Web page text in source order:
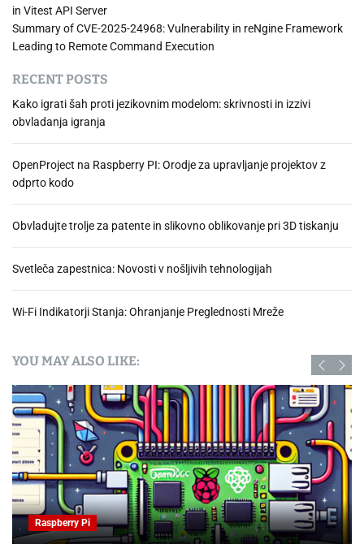
in Vitest API Server
Summary of CVE-2025-24968: Vulnerability in reNgine Framework
Leading to Remote Command Execution
RECENT POSTS
Kako igrati šah proti jezikovnim modelom: skrivnosti in izzivi
obvladanja igranja
OpenProject na Raspberry PI: Orodje za upravljanje projektov z
odprto kodo
Obvladujte trolje za patente in slikovno oblikovanje pri 3D tiskanju
Svetleča zapestnica: Novosti v nošljivih tehnologijah
Wi-Fi Indikatorji Stanja: Ohranjanje Preglednosti Mreže
YOU MAY ALSO LIKE:
Raspberry Pi